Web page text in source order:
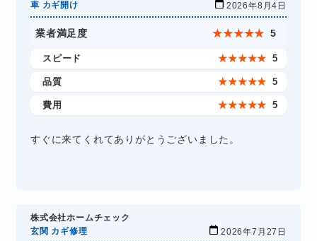
車 カギ開け 2026年8月4日
業者満足度 ★★★★★ 5
スピード ★★★★★ 5
品質 ★★★★★ 5
費用 ★★★★★ 5
すぐに来てくれてありがとうございました。
株式会社ホームチェック
玄関 カギ修理
2026年7月27日